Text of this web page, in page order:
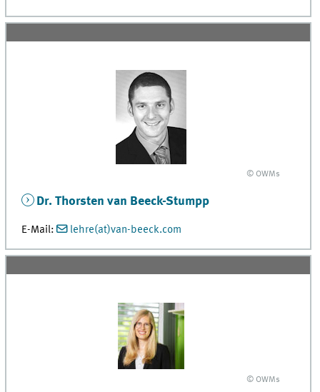
© OWMs
Dr. Thorsten van Beeck-Stumpp
E-Mail: lehre(at)van-beeck.com
© OWMs